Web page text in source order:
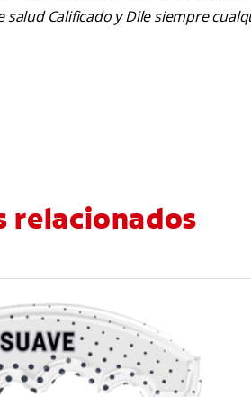
Calificado y Dile siempre
relacionados